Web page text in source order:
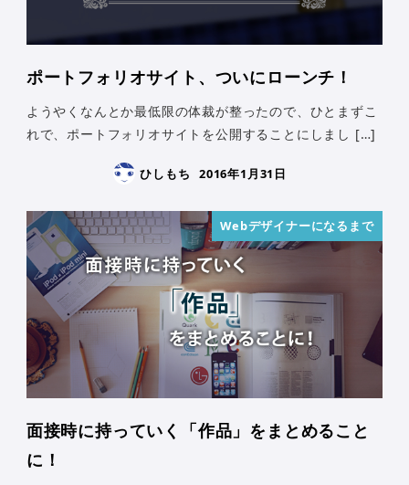
ポートフォリオサイト、ついにローンチ！
ようやくなんとか最低限の体裁が整ったので、ひとまずこ
れで、ポートフォリオサイトを公開することにしまし […]
ひしもち 2016年1月31日
Webデザイナーになるまで
面接時に持っていく「作品」をまとめること
に！